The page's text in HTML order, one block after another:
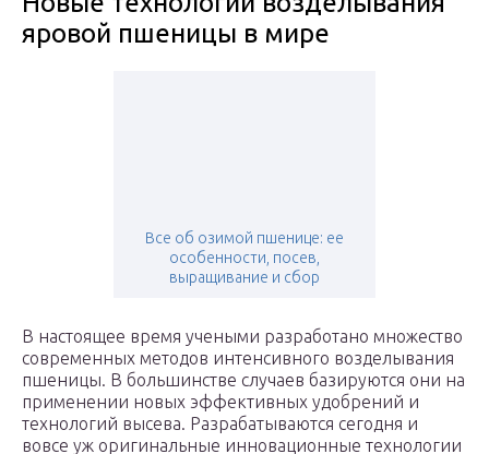
яровой пшеницы в мире
Все об озимой пшенице: ее
особенности, посев,
выращивание и сбор
В настоящее время учеными разработано множество
современных методов интенсивного возделывания
пшеницы. В большинстве случаев базируются они на
применении новых эффективных удобрений и
технологий высева. Разрабатываются сегодня и
вовсе уж оригинальные инновационные технологии